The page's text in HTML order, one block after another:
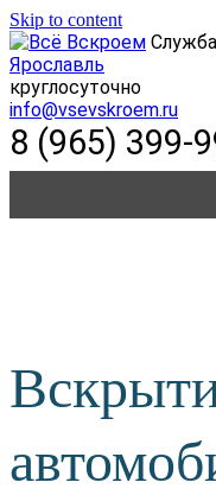
Skip to content
Ярославль
круглосуточно
info@vsevskroem.ru
8 (965) 399-